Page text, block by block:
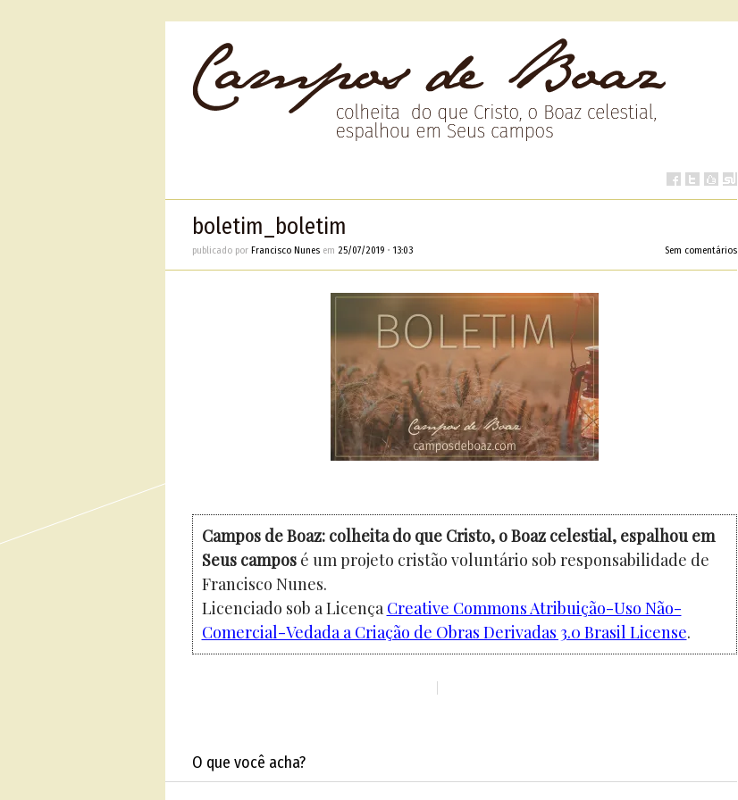
boletim_boletim
publicado por Francisco Nunesem 25/07/2019• 13:03 Sem comentários
Campos de Boaz: colheita do que Cristo, o Boaz celestial, espalhou em
Seus camposé um projeto cristão voluntário sob responsabilidade de
Francisco Nunes.
Licenciado sob a Licença Creative Commons Atribuição-Uso Não-
Comercial-Vedada a Criação de Obras Derivadas 3.0 Brasil License.
O que você acha?